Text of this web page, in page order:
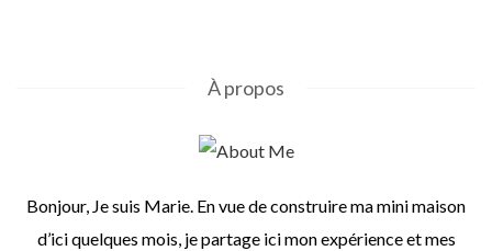
À propos
Bonjour, Je suis Marie. En vue de construire ma mini maison
d’ici quelques mois, je partage ici mon expérience et mes